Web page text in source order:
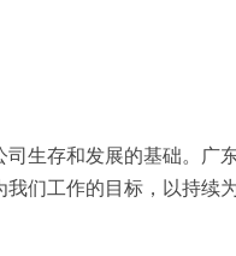
生存和发展的基础。
们工作的目标，以持续